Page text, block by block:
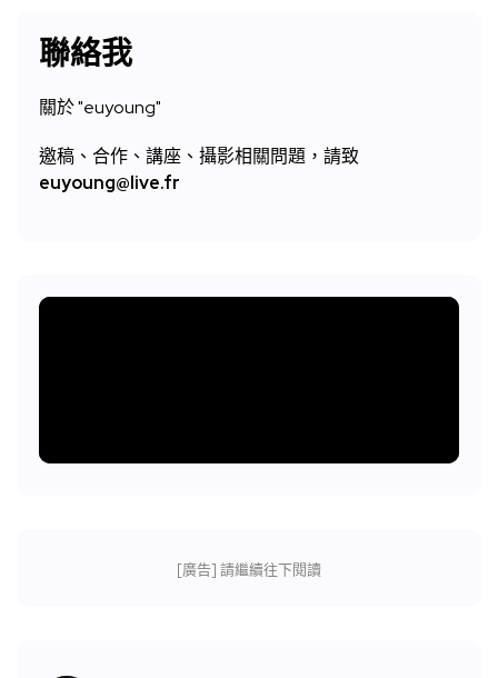
聯絡我
關於 "euyoung"
邀稿、合作、講座、攝影相關問題，請致
euyoung@live.fr
[廣告] 請繼續往下閱讀